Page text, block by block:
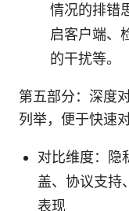
情况的排错
启客户端、
的干扰等。
第五部分：深度
列举，便于快速对
对比维度：隐
盖、协议支持
表现